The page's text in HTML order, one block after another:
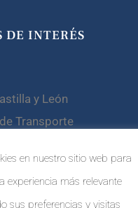
DE INTERÉS
y León
Transporte
en nuestro sitio web para
experiencia más relevante
sus preferencias y visitas